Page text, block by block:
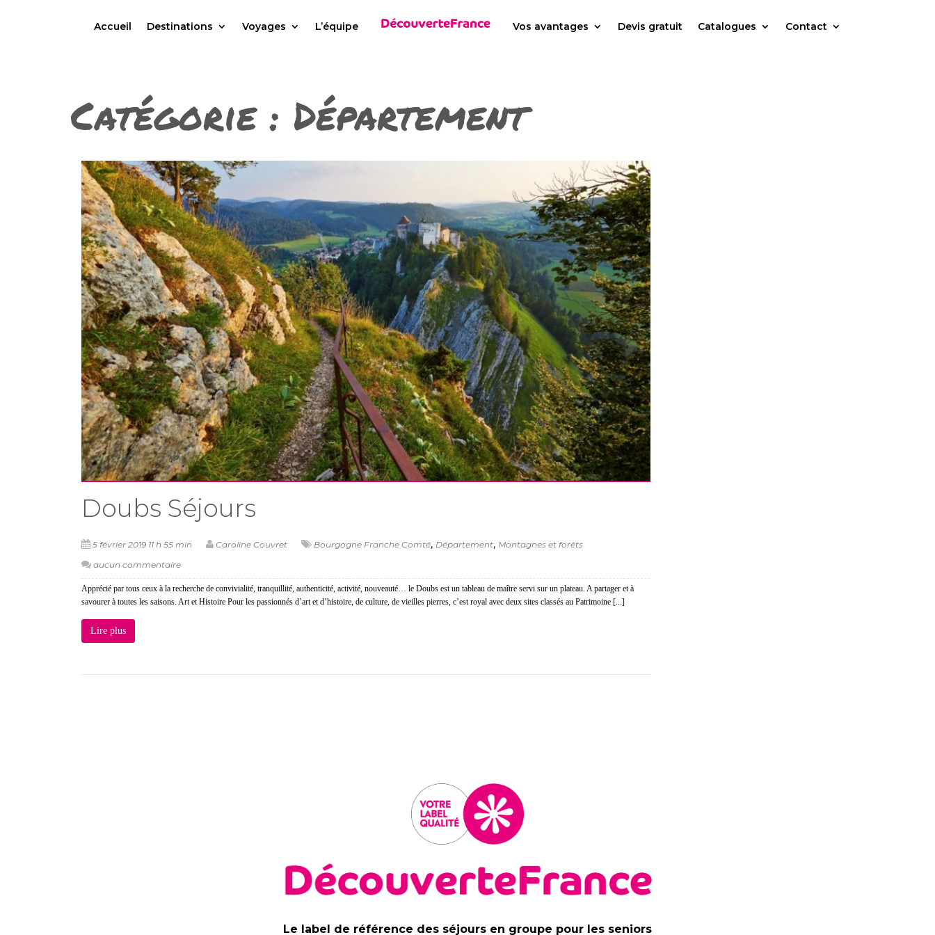
Accueil Destinations Voyages L’équipe Vos avantages Devis gratuit Catalogues Contact
Catégorie : Département
Doubs Séjours
5 février 2019 11 h 55 min Caroline Couvret Bourgogne Franche Comté, Département, Montagnes et forêts
aucun commentaire
Apprécié par tous ceux à la recherche de convivialité, tranquillité, authenticité, activité, nouveauté… le Doubs est un tableau de maître servi sur un plateau. A partager et à
savourer à toutes les saisons. Art et Histoire Pour les passionnés d’art et d’histoire, de culture, de vieilles pierres, c’est royal avec deux sites classés au Patrimoine [...]
Lire plus
Le label de référence des séjours en groupe pour les seniors